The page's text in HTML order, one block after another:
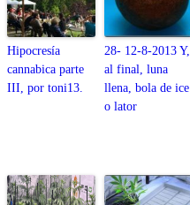
Hipocresía
cannabica parte
III, por toni13.
28- 12-8-2013 Y,
al final, luna
llena, bola de ice
o lator